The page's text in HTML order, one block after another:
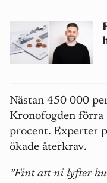
Nästan 450 000
Kronofogden förra
procent. Experter
ökade återkrav.
”Fint att ni lyfter